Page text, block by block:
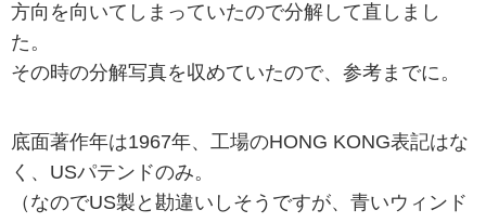
方向を向いてしまっていたので分解して直しまし
た。
その時の分解写真を収めていたので、参考までに。
底面著作年は1967年、工場のHONG KONG表記はな
く、USパテンドのみ。
（なのでUS製と勘違いしそうですが、青いウィンド